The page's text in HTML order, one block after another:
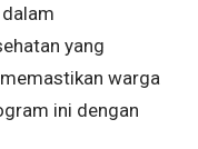
yang
warga
ini dengan